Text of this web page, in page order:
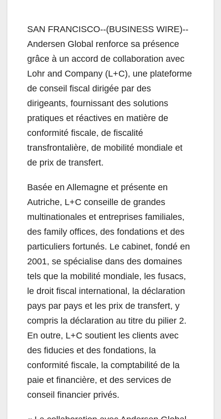
SAN FRANCISCO--(BUSINESS WIRE)--
Andersen Global renforce sa présence
grâce à un accord de collaboration avec
Lohr and Company (L+C), une plateforme
de conseil fiscal dirigée par des
dirigeants, fournissant des solutions
pratiques et réactives en matière de
conformité fiscale, de fiscalité
transfrontalière, de mobilité mondiale et
de prix de transfert.
Basée en Allemagne et présente en
Autriche, L+C conseille de grandes
multinationales et entreprises familiales,
des family offices, des fondations et des
particuliers fortunés. Le cabinet, fondé en
2001, se spécialise dans des domaines
tels que la mobilité mondiale, les fusacs,
le droit fiscal international, la déclaration
pays par pays et les prix de transfert, y
compris la déclaration au titre du pilier 2.
En outre, L+C soutient les clients avec
des fiducies et des fondations, la
conformité fiscale, la comptabilité de la
paie et financière, et des services de
conseil financier privés.